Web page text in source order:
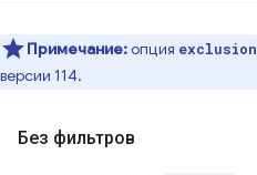
Примечание:опция
версии 114.
Без фильтров